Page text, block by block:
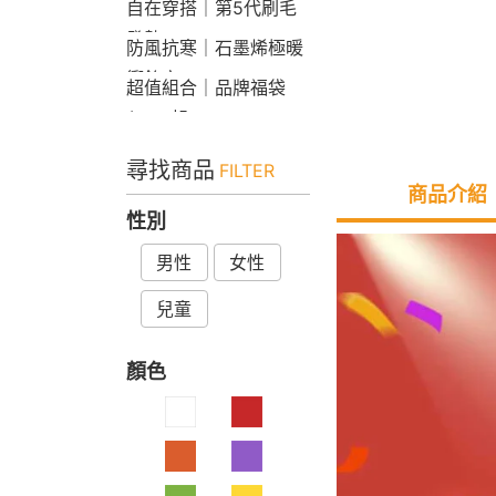
自在穿搭｜第5代刷毛
發熱Bra T
防風抗寒｜石墨烯極暖
衝鋒衣
超值組合｜品牌福袋
$599起
尋找商品 FILTER
性別
男性 女性
兒童
顏色
商品介紹